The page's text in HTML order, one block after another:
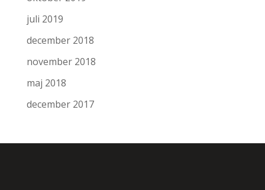
juli 2019
december 2018
november 2018
maj 2018
december 2017